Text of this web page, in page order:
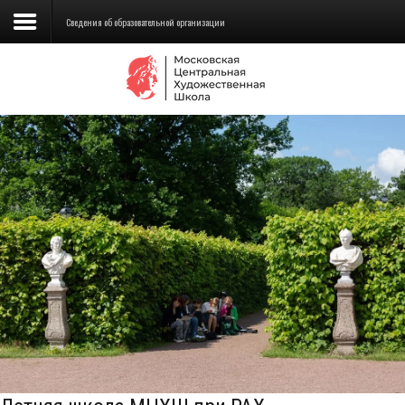
Сведения об образовательной
Школа
Училище
Детская Художественная школа
Поступающим
Подготовка
Образование
Доп. образование
Сведения об образовательной организации